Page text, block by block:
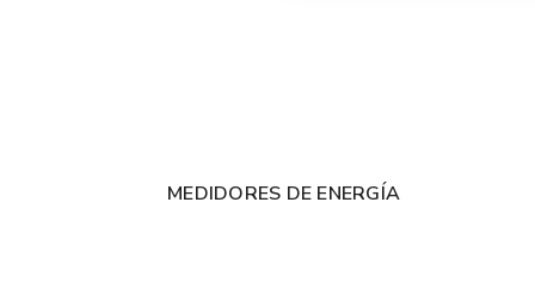
MEDIDORES DE ENERGÍA